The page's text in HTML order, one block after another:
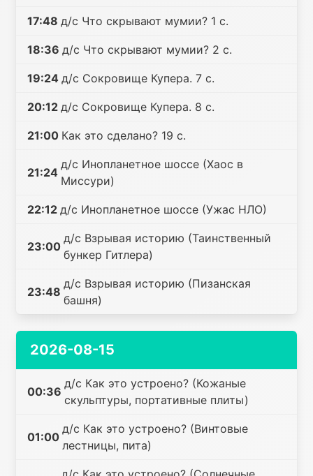
17:48 д/с Что скрывают мумии? 1 с.
18:36 д/с Что скрывают мумии? 2 с.
19:24 д/с Сокровище Купера. 7 с.
20:12 д/с Сокровище Купера. 8 с.
21:00 Как это сделано? 19 с.
21:24
д/с Инопланетное шоссе (Хаос в
Миссури)
22:12 д/с Инопланетное шоссе (Ужас НЛО)
23:00
д/с Взрывая историю (Таинственный
бункер Гитлера)
23:48
д/с Взрывая историю (Пизанская
башня)
2026-08-15
00:36
д/с Как это устроено? (Кожаные
скульптуры, портативные плиты)
01:00
д/с Как это устроено? (Винтовые
лестницы, пита)